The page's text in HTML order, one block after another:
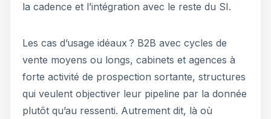
la cadence et l’intégration avec le reste du SI.
Les cas d’usage idéaux ? B2B avec cycles de
vente moyens ou longs, cabinets et agences à
forte activité de prospection sortante, structures
qui veulent objectiver leur pipeline par la donnée
plutôt qu’au ressenti. Autrement dit, là où